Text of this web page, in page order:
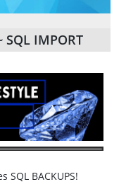
SQL IMPORT
BACKUPS!